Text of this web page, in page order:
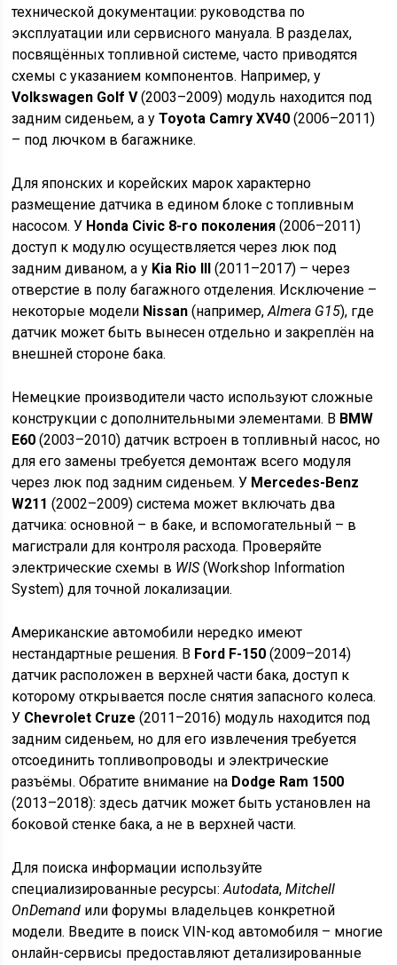
технической документации: руководства по
эксплуатации или сервисного мануала. В разделах,
посвящённых топливной системе, часто приводятся
схемы с указанием компонентов. Например, у
Volkswagen Golf V(2003–2009) модуль находится под
задним сиденьем, а уToyota Camry XV40 (2006–2011)
– под лючком в багажнике.
Для японских и корейских марок характерно
размещение датчика в едином блоке с топливным
насосом. У Honda Civic 8-го поколения (2006–2011)
доступ к модулю осуществляется через люк под
задним диваном, а у Kia Rio III (2011–2017) – через
отверстие в полу багажного отделения. Исключение –
некоторые модели Nissan (например,Almera G15), где
датчик может быть вынесен отдельно и закреплён на
внешней стороне бака.
Немецкие производители часто используют сложные
конструкции с дополнительными элементами. В BMW
E60 (2003–2010) датчик встроен в топливный насос, но
для его замены требуется демонтаж всего модуля
через люк под задним сиденьем. У Mercedes-Benz
W211 (2002–2009) система может включать два
датчика: основной – в баке, и вспомогательный – в
магистрали для контроля расхода. Проверяйте
электрические схемы в WIS(Workshop Information
System) для точной локализации.
Американские автомобили нередко имеют
нестандартные решения. В Ford F-150 (2009–2014)
датчик расположен в верхней части бака, доступ к
которому открывается после снятия запасного колеса.
У Chevrolet Cruze (2011–2016) модуль находится под
задним сиденьем, но для его извлечения требуется
отсоединить топливопроводы и электрические
разъёмы. Обратите внимание на Dodge Ram 1500
(2013–2018): здесь датчик может быть установлен на
боковой стенке бака, а не в верхней части.
Для поиска информации используйте
специализированные ресурсы:Autodata,Mitchell
OnDemand или форумы владельцев конкретной
модели. Введите в поиск VIN-код автомобиля – многие
онлайн-сервисы предоставляют детализированные